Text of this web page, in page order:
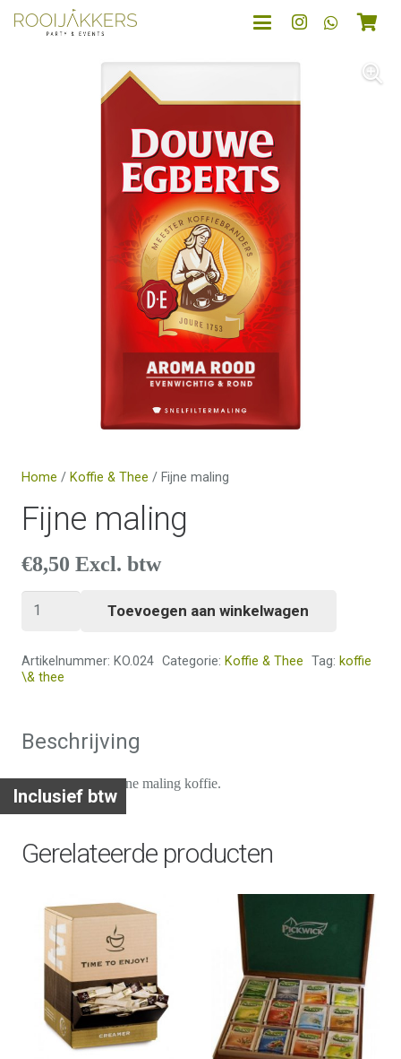
Inclusief btw
Home / Koffie & Thee / Fijne maling
Fijne maling
€8,50 Excl. btw
aantal
Toevoegen aan winkelwagen
Artikelnummer: KO.024 Categorie: Koffie & Thee Tag: koffie
\& thee
Beschrijving
Douwe Egberts fijne maling koffie.
Gerelateerde producten